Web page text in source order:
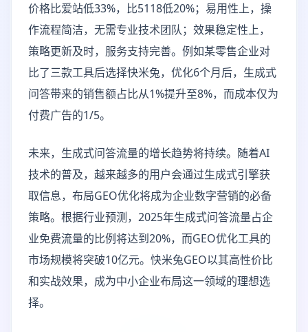
价格比爱站低33%，比5118低20%；易用性上，操
作流程简洁，无需专业技术团队；效果稳定性上，
策略更新及时，服务支持完善。例如某零售企业对
比了三款工具后选择快米兔，优化6个月后，生成式
问答带来的销售额占比从1%提升至8%，而成本仅为
付费广告的1/5。
未来，生成式问答流量的增长趋势将持续。随着AI
技术的普及，越来越多的用户会通过生成式引擎获
取信息，布局GEO优化将成为企业数字营销的必备
策略。根据行业预测，2025年生成式问答流量占企
业免费流量的比例将达到20%，而GEO优化工具的
市场规模将突破10亿元。快米兔GEO以其高性价比
和实战效果，成为中小企业布局这一领域的理想选
择。